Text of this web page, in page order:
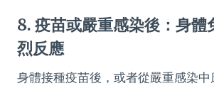
8. 疫苗或嚴重感染後：身體
烈反應
身體接種疫苗後，或者從嚴重感染